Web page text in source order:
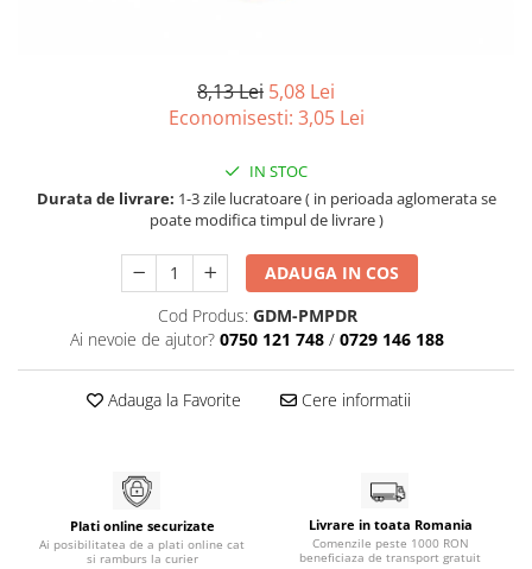
8,13 Lei 5,08 Lei
Economisesti: 3,05 Lei
IN STOC
Durata de livrare: 1-3 zile lucratoare ( in perioada aglomerata se
poate modifica timpul de livrare )
ADAUGA IN COS
Cod Produs: GDM-PMPDR
Ai nevoie de ajutor? 0750 121 748 / 0729 146 188
Adauga la Favorite Cere informatii
Plati online securizate
Ai posibilitatea de a plati online cat
si ramburs la curier
Livrare in toata Romania
Comenzile peste 1000 RON
beneficiaza de transport gratuit